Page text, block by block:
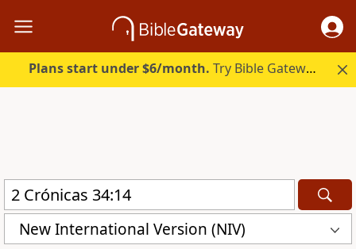
Plans start under $6/month. Try Bible Gateway Plus.
New International Version (NIV)